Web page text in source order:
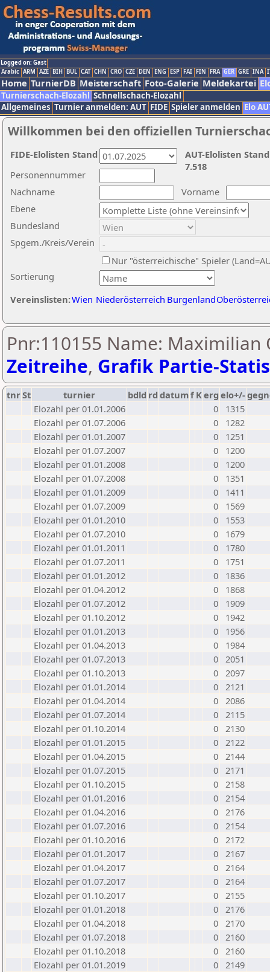
Logged on: Gast
Arabic ARM AZE BIH BUL CAT CHN CRO CZE DEN ENG ESP FAI FIN FRA GER GRE INA
Home TurnierDB Meisterschaft Foto-Galerie Meldekartei
Turnierschach-Elozahl Schnellschach-Elozahl
Allgemeines Turnier anmelden: AUT FIDE Spieler anmelden Elo
Willkommen bei den offiziellen
Nachname
Vorname
Ebene
Sortierung
Personennummer
Bundesland
Spgem./Kreis/Verein
Nur "österreichische" Spieler
Vereinslisten:Wien Niederösterreich Burgenland
AUT-Elolisten
7.518
FIDE-Elolisten Stand
Pnr:110155 Name: Maximilian
Zeitreihe, Grafik Partie-
tnrSt turnier bdld rd datumf Kerg elo+/-
Elozahl per 01.01.2006
0
1315
Elozahl per 01.07.2006
0
1282
Elozahl per 01.01.2007
0
1251
Elozahl per 01.07.2007
0
1200
Elozahl per 01.01.2008
0
1200
Elozahl per 01.07.2008
0
1351
Elozahl per 01.01.2009
0
1411
Elozahl per 01.07.2009
0
1569
Elozahl per 01.01.2010
0
1553
Elozahl per 01.07.2010
0
1679
Elozahl per 01.01.2011
0
1780
Elozahl per 01.07.2011
0
1751
Elozahl per 01.01.2012
0
1836
Elozahl per 01.04.2012
0
1868
Elozahl per 01.07.2012
0
1909
Elozahl per 01.10.2012
0
1942
Elozahl per 01.01.2013
0
1956
Elozahl per 01.04.2013
0
1984
Elozahl per 01.07.2013
0 2051
Elozahl per 01.10.2013
0 2097
Elozahl per 01.01.2014
0 2121
Elozahl per 01.04.2014
0 2086
Elozahl per 01.07.2014
0 2115
Elozahl per 01.10.2014
0 2130
Elozahl per 01.01.2015
0 2122
Elozahl per 01.04.2015
0 2144
Elozahl per 01.07.2015
0 2171
Elozahl per 01.10.2015
0 2158
Elozahl per 01.01.2016
0 2154
Elozahl per 01.04.2016
0 2176
Elozahl per 01.07.2016
0 2154
Elozahl per 01.10.2016
0 2172
Elozahl per 01.01.2017
0 2167
Elozahl per 01.04.2017
0 2164
Elozahl per 01.07.2017
0 2164
Elozahl per 01.10.2017
0 2155
Elozahl per 01.01.2018
0 2176
Elozahl per 01.04.2018
0 2170
Elozahl per 01.07.2018
0 2160
Elozahl per 01.10.2018
0 2160
Elozahl per 01.01.2019
0 2149